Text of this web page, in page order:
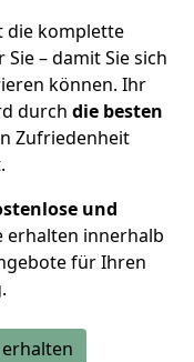
die komplette
– damit Sie sich
können. Ihr
durch die besten
Zufriedenheit
und
erhalten innerhalb
für Ihren